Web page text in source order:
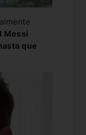
Messi
que